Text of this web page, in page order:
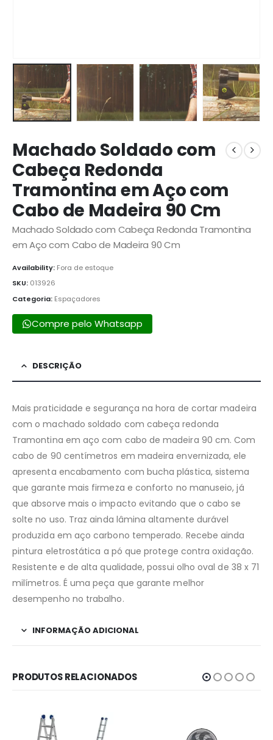
Machado Soldado com
Cabeça Redonda
Tramontina em Aço com
Cabo de Madeira 90 Cm
Machado Soldado com Cabeça Redonda Tramontina
em Aço com Cabo de Madeira 90 Cm
Availability: Fora de estoque
SKU: 013926
Categoria: Espaçadores
Compre pelo Whatsapp
DESCRIÇÃO
Mais praticidade e segurança na hora de cortar madeira
com o machado soldado com cabeça redonda
Tramontina em aço com cabo de madeira 90 cm. Com
cabo de 90 centímetros em madeira envernizada, ele
apresenta encabamento com bucha plástica, sistema
que garante mais firmeza e conforto no manuseio, já
que absorve mais o impacto evitando que o cabo se
solte no uso. Traz ainda lâmina altamente durável
produzida em aço carbono temperado. Recebe ainda
pintura eletrostática a pó que protege contra oxidação.
Resistente e de alta qualidade, possui olho oval de 38 x 71
milímetros. É uma peça que garante melhor
desempenho no trabalho.
INFORMAÇÃO ADICIONAL
PRODUTOS RELACIONADOS